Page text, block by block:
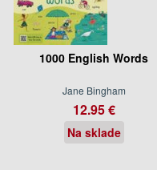
1000 English Words
Jane Bingham
12.95 €
Na sklade